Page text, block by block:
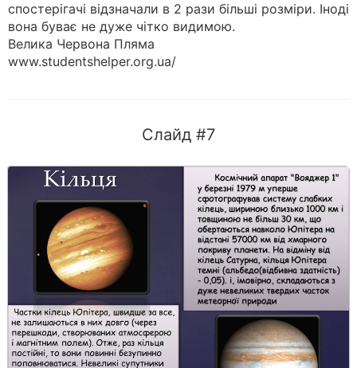
спостерігачі відзначали в 2 рази більші розміри. Іноді
вона буває не дуже чітко видимою.
Велика Червона Пляма
www.studentshelper.org.ua/
Слайд #7